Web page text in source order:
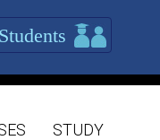
STUDY